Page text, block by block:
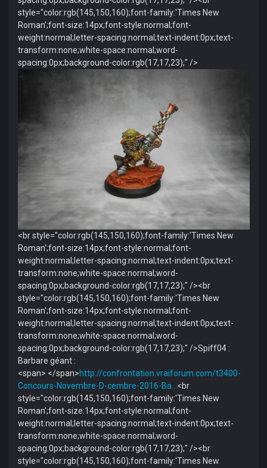
style="color:rgb(145,150,160);font-family:'Times New
Roman';font-size:14px;font-style:normal;font-
weight:normal;letter-spacing:normal;text-indent:0px;text-
transform:none;white-space:normal;word-
spacing:0px;background-color:rgb(17,17,23);" />
<br style="color:rgb(145,150,160);font-family:'Times New
Roman';font-size:14px;font-style:normal;font-
weight:normal;letter-spacing:normal;text-indent:0px;text-
transform:none;white-space:normal;word-
spacing:0px;background-color:rgb(17,17,23);" /><br
style="color:rgb(145,150,160);font-family:'Times New
Roman';font-size:14px;font-style:normal;font-
weight:normal;letter-spacing:normal;text-indent:0px;text-
transform:none;white-space:normal;word-
spacing:0px;background-color:rgb(17,17,23);" />Spiff04 :
Barbare géant :
<span> </span>http://confrontation.vraiforum.com/t3400-
Concours-Novembre-D-cembre-2016-Ba… <br
style="color:rgb(145,150,160);font-family:'Times New
Roman';font-size:14px;font-style:normal;font-
weight:normal;letter-spacing:normal;text-indent:0px;text-
transform:none;white-space:normal;word-
spacing:0px;background-color:rgb(17,17,23);" /><br
style="color:rgb(145,150,160);font-family:'Times New